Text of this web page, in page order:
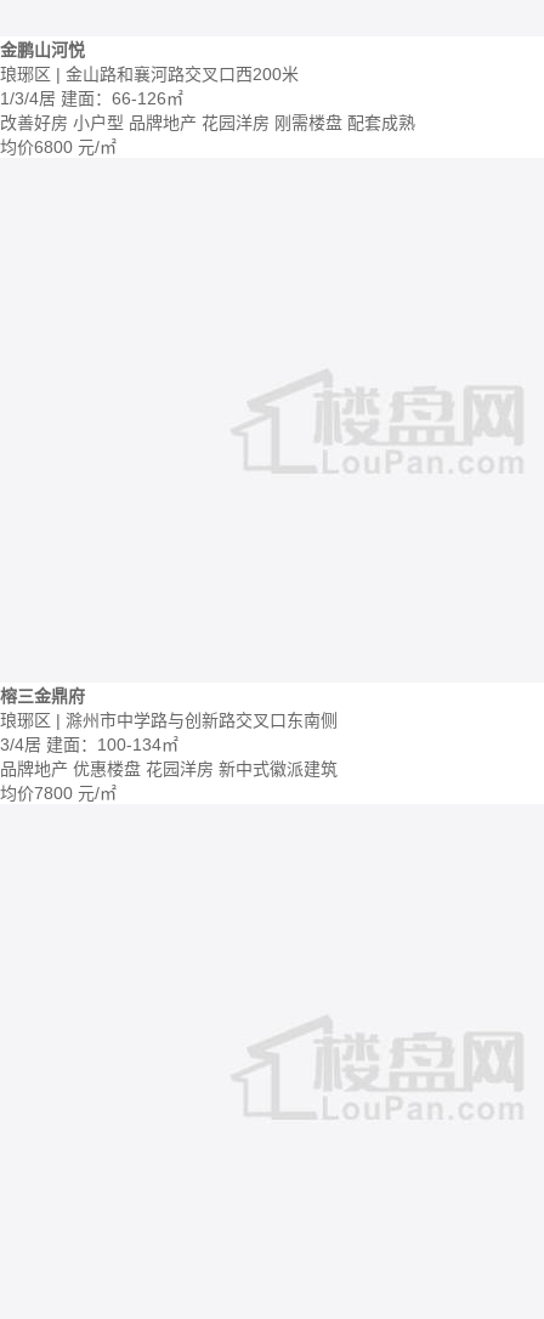
金鹏山河悦
琅琊区 | 金山路和襄河路交叉口西200米
1/3/4居 建面：66-126㎡
改善好房 小户型 品牌地产 花园洋房 刚需楼盘 配套成熟
均价6800 元/㎡
榕三金鼎府
琅琊区 | 滁州市中学路与创新路交叉口东南侧
3/4居 建面：100-134㎡
品牌地产 优惠楼盘 花园洋房 新中式徽派建筑
均价7800 元/㎡